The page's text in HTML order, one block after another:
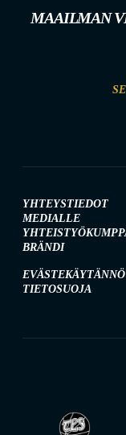
MAAILMAN
YHTEYSTIEDOT
MEDIALLE
BRÄNDI
TIETOSUOJA